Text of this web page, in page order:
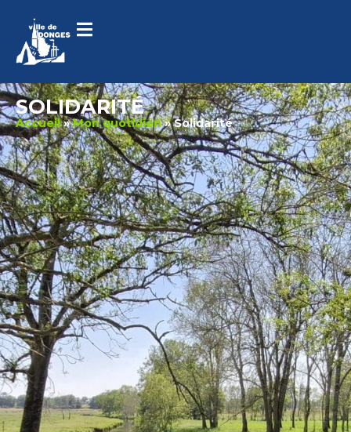
SOLIDARITÉ
Accueil»Mon quotidien»Solidarité